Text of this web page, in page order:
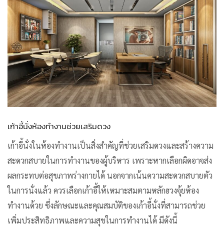
เก้าอี้นั่งห้องทำงานช่วยเสริมดวง
เก้าอี้นั่งในห้องทำงานเป็นสิ่งสำคัญที่ช่วยเสริมดวงและสร้างความ
สะดวกสบายในการทำงานของผู้บริหาร เพราะหากเลือกผิดอาจส่ง
ผลกระทบต่อสุขภาพร่างกายได้ นอกจากเน้นความสะดวกสบายตัว
ในการนั่งแล้ว ควรเลือกเก้าอี้ให้เหมาะสมตามหลักฮวงจุ้ยห้อง
ทำงานด้วย ซึ่งลักษณะและคุณสมบัติของเก้าอี้นั่งที่สามารถช่วย
เพิ่มประสิทธิภาพและความสุขในการทำงานได้ มีดังนี้